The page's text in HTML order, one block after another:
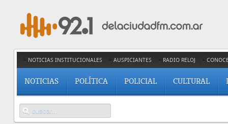
NOTICIAS INSTITUCIONALES AUSPICIANTES RADIO RELOJ
NOTICIAS POLÍTICA POLICIAL CULTURAL